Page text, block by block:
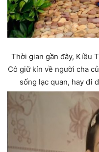
Thời gian gần đây, Kiều
Cô giữ kín về người cha
sống lạc quan, hay đi